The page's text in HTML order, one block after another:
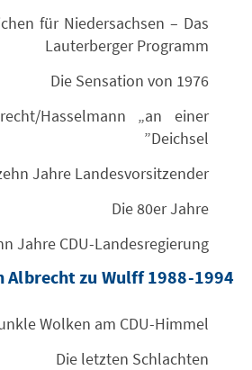
für Niedersachsen – Das
Lauterberger Programm
Die Sensation von 1976
Hasselmann „an einer
Deichsel”
Jahre Landesvorsitzender
Die 80er Jahre
Jahre CDU-Landesregierung
Albrecht zu Wulff 1988-1994
Wolken am CDU-Himmel
Die letzten Schlachten